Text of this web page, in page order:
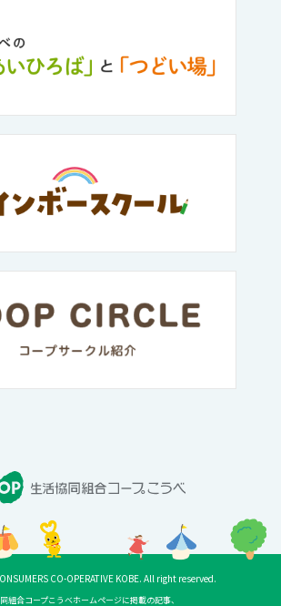
CO-OPERATIVE KOBE. All right reserved.
組合コープこうべホームページに掲載の記事、